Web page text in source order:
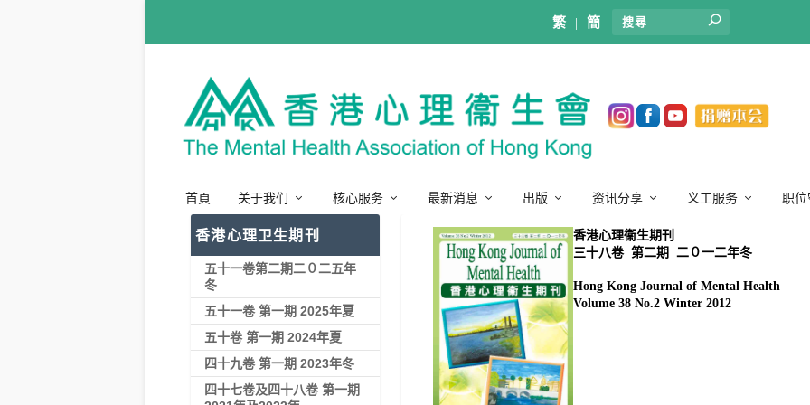
繁 |簡
首頁 关于我们 核心服务 最新消息 出版 资讯分享 义工服务 职
香港心理衞生期刊
三十八卷  第二期  二０一二年冬
Hong Kong Journal of Mental Health
Volume 38 No.2 Winter 2012
香港心理卫生期刊
五十一卷第二期二０二五年
冬
五十一卷 第一期 2025年夏
五十卷 第一期 2024年夏
四十九卷 第一期 2023年冬
四十七卷及四十八卷 第一期